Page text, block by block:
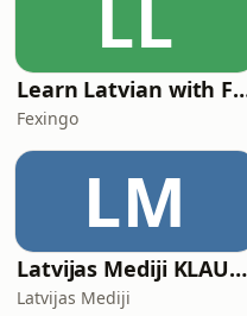
LL
Learn
Fexingo
LM
Latvijas Mediji KLAUSIES!
Latvijas Mediji